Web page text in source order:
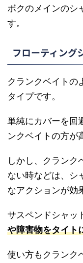
ボクのメインのシ
す。
フローティング
クランクベイトの
タイプです。
単純にカバーを回
ンクベイトの方が
しかし、クランク
ない時などは、シ
なアクションが効
サスペンドシャッ
や障害物をタイト
使い方もクランク